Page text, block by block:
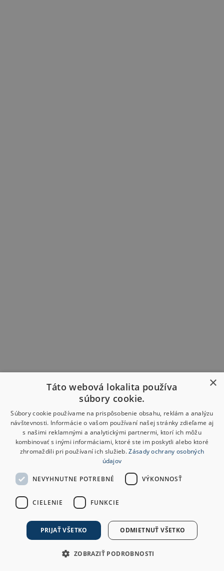
×
Táto webová lokalita používa
súbory cookie.
Súbory cookie používame na prispôsobenie obsahu, reklám a analýzu
návštevnosti. Informácie o vašom používaní našej stránky zdieľame aj
s našimi reklamnými a analytickými partnermi, ktorí ich môžu
kombinovať s inými informáciami, ktoré ste im poskytli alebo ktoré
zhromaždili pri používaní ich služieb.Zásady ochrany osobných
údajov
NEVYHNUTNE POTREBNÉ VÝKONNOSŤ
CIELENIE FUNKCIE
PRIJAŤ VŠETKO ODMIETNUŤ VŠETKO
ZOBRAZIŤ PODROBNOSTI